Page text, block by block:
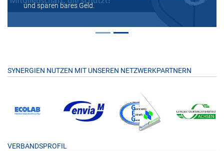
und sparen bares Geld.
SYNERGIEN NUTZEN MIT UNSEREN NETZWERKPARTNERN
VERBANDSPROFIL